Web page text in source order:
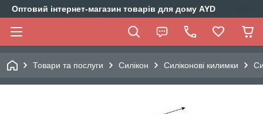
Оптовий інтернет-магазин товарів для дому AYD
Товари та послуги Силікон Силіконові килимки